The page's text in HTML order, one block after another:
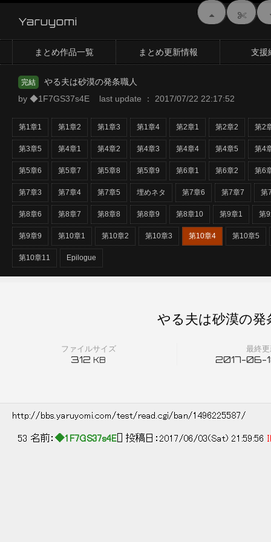
Yaruyomi
まとめ作品一覧 まとめ更新情報 支援
完結
やる夫は砂漠の発条職人
by ◆1F7GS37s4E last update ： 2017/07/22 22:17:52
第1章1 第1章2 第1章3 第1章4 第2章1 第2章2 第2
第3章5 第4章1 第4章2 第4章3 第4章4 第4章5 第4
第5章6 第5章7 第5章8 第5章9 第6章1 第6章2 第6
第7章3 第7章4 第7章5 埋めネタ 第7章6 第7章7 第
第8章6 第8章7 第8章8 第8章9 第8章10 第9章1 第
第9章9 第10章1 第10章2 第10章3 第10章4 第10章5
第10章11 Epilogue
ファイルサイズ
312 KB
最終
2017-06-
やる夫は砂漠の発
http://bbs.yaruyomi.com/test/read.cgi/ban/1496225587/
53 名前： ◆1F7GS37s4E [] 投稿日：2017/06/03(Sat) 21:59:56